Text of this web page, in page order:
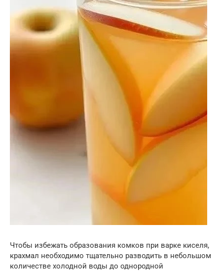
Чтобы избежать образования комков при варке киселя,
крахмал необходимо тщательно разводить в небольшом
количестве холодной воды до однородной